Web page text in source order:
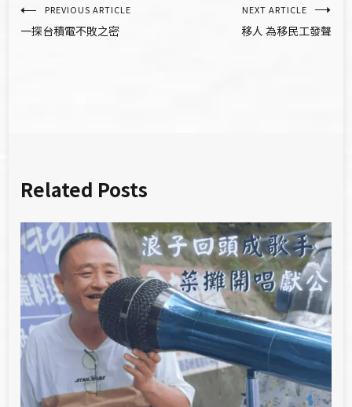
文
章
PREVIOUS ARTICLE
一探台積電不敗之密
NEXT ARTICLE
移人 為移民工發聲
Related Posts